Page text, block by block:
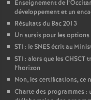
Enseignement de
développement et un
Résultats du Bac 2013
Un sursis pour les
STI : le SNES écrit au
STI : alors que les CHSCT
l’horizon
Non, les certifications, ce
Charte des programmes :